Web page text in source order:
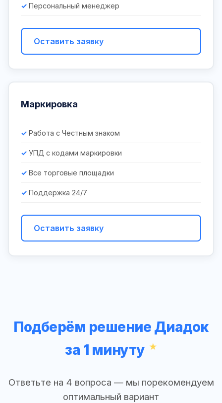
Персональный менеджер
Оставить заявку
Маркировка
Работа с Честным знаком
УПД с кодами маркировки
Все торговые площадки
Поддержка 24/7
Оставить заявку
Подберём решение Диадок
за 1 минуту
Ответьте на 4 вопроса — мы порекомендуем
оптимальный вариант